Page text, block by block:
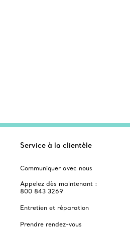
Service à la clientèle
Communiquer avec nous
Appelez dès maintenant :
800 843 3269
Entretien et réparation
Prendre rendez-vous